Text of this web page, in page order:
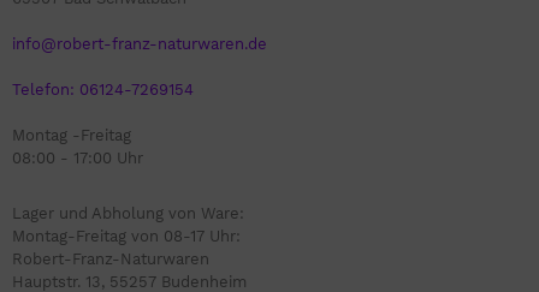
info@robert-franz-naturwaren.de
Telefon: 06124-7269154
Montag -Freitag
08:00 - 17:00 Uhr
Lager und Abholung von Ware:
Montag-Freitag von 08-17 Uhr:
Robert-Franz-Naturwaren
Hauptstr. 13, 55257 Budenheim